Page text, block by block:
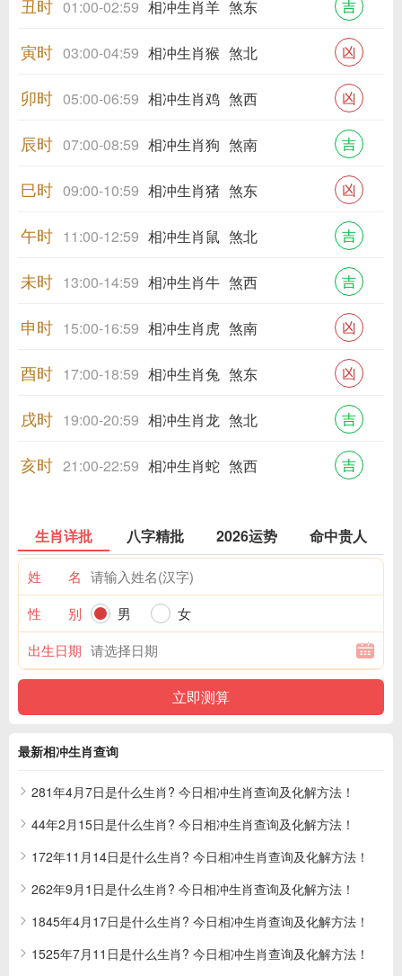
丑时 01:00-02:59 相冲生肖羊 煞东 吉
寅时 03:00-04:59 相冲生肖猴 煞北 凶
卯时 05:00-06:59 相冲生肖鸡 煞西 凶
辰时 07:00-08:59 相冲生肖狗 煞南 吉
巳时 09:00-10:59 相冲生肖猪 煞东 凶
午时 11:00-12:59 相冲生肖鼠 煞北 吉
未时 13:00-14:59 相冲生肖牛 煞西 吉
申时 15:00-16:59 相冲生肖虎 煞南 凶
酉时 17:00-18:59 相冲生肖兔 煞东 凶
戌时 19:00-20:59 相冲生肖龙 煞北 吉
亥时 21:00-22:59 相冲生肖蛇 煞西 吉
生肖详批 八字精批 2026运势 命中贵人
姓 名
性 别
男
女
出生日期
最新相冲生肖查询
281年4月7日是什么生肖? 今日相冲生肖查询及化解方法！
44年2月15日是什么生肖? 今日相冲生肖查询及化解方法！
172年11月14日是什么生肖? 今日相冲生肖查询及化解方法！
262年9月1日是什么生肖? 今日相冲生肖查询及化解方法！
1845年4月17日是什么生肖? 今日相冲生肖查询及化解方法！
1525年7月11日是什么生肖? 今日相冲生肖查询及化解方法！